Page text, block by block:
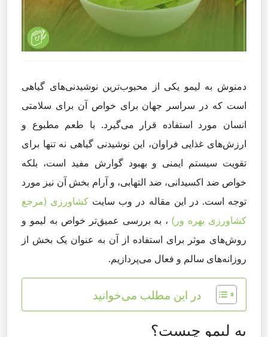
دمنوش به لیمو یکی از محبوب‌ترین نوشیدنی‌های گیاهی
است که در سراسر جهان برای خواص آن برای سلامتی
انسان مورد استفاده قرار می‌گیرد. با طعم مطبوع و
ارزش‌های غذایی فراوان، این نوشیدنی گیاهی نه تنها برای
تقویت سیستم ایمنی و بهبود گوارش مفید است، بلکه
خواص ضد اکسیدانی، ضد التهابی، و آرام بخش آن نیز مورد
توجه است. در این مقاله در وب سایت کشاورزی (مرجع
کشاورزی بهره ور)، به بررسی عمیق‌تر خواص به لیمو و
روش‌های موثر برای استفاده از آن به عنوان یک بخش از
روزانه‌های سالم و فعال می‌پردازیم.
در این مطلب می‌خوانید
به لیمو چیست؟